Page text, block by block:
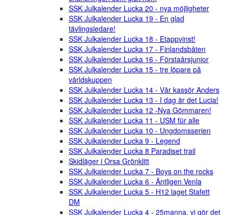
SSK Julkalender Lucka 20 - nya möjligheter
SSK Julkalender Lucka 19 - En glad
tävlingsledare!
SSK Julkalender Lucka 18 - Etappvinst!
SSK Julkalender Lucka 17 - Finlandsbåten
SSK Julkalender Lucka 16 - Förstaårsjunior
SSK Julkalender Lucka 15 - tre löpare på
världskuppen
SSK Julkalender Lucka 14 - Vår kassör Anders
SSK Julkalender Lucka 13 - I dag är det Lucia!
SSK Julkalender Lucka 12 -Nya Gömmaren!
SSK Julkalender Lucka 11 - USM für alle
SSK Julkalender Lucka 10 - Ungdomsserien
SSK Julkalender Lucka 9 - Legend
SSK Julkalender Lucka 8 Paradiset trail
Skidläger i Orsa Grönklitt
SSK Julkalender Lucka 7 - Boys on the rocks
SSK Julkalender Lucka 6 - Äntligen Venla
SSK Julkalender Lucka 5 - H12 laget Stafett
DM
SSK Julkalender Lucka 4 - 25manna, vi gör det